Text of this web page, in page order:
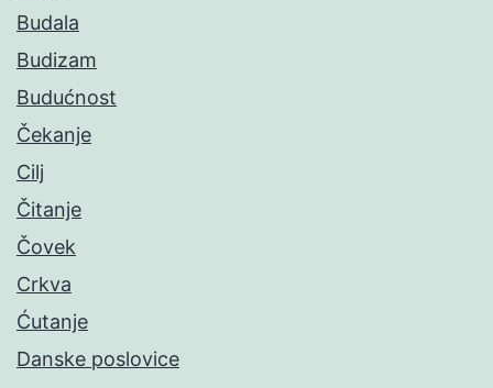
Budala
Budizam
Budućnost
Čekanje
Cilj
Čitanje
Čovek
Crkva
Ćutanje
Danske poslovice